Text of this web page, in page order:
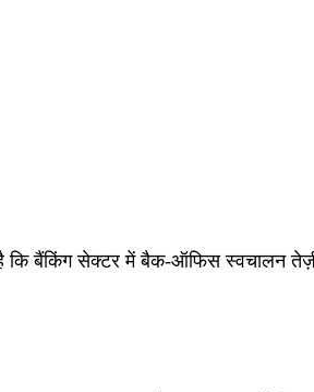
है कि बैंकिंग सेक्टर में बैक-ऑफिस